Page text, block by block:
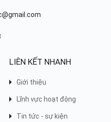
LIÊN KẾT NHANH
Giới thiệu
Lĩnh vực hoạt động
Tin tức - sự kiện